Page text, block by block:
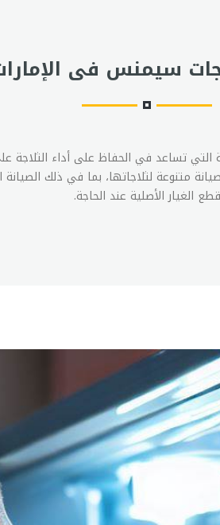
سيمنس فى
تساعد في الحفاظ على أداء الثلاجة
متنوعة لثلاجاتها، بما في ذلك الصيانة
قطع الغيار الأصلية عند الحاجة.